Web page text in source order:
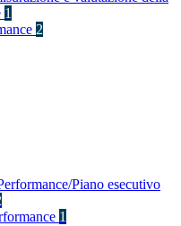
1
2
Piano esecutivo
1